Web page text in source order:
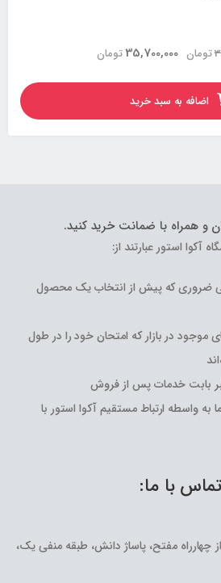
تومان تومان35,700,000
اضافه به سبد خرید
و همراه با ضمانت خرید کنید.
استور عبارتند از:
ضروری که پیش از انتخاب یک محصول
در بازار که امتحان خود را در طول
بابت خدمات پس از فروش
ارتباط مستقیم آکوا استور با
تماس با ما:
چهارراه مفتح، پاساژ دانش، طبقه منفی یک،